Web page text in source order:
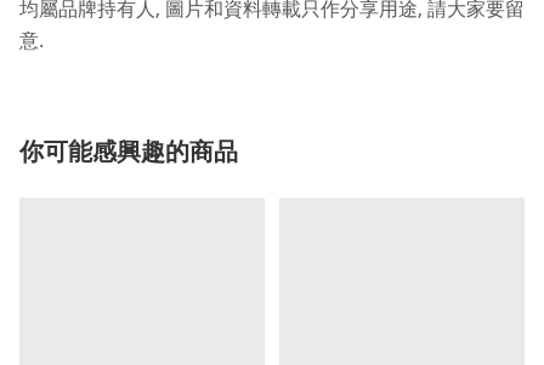
均屬品牌持有人 , 圖片和資料轉載只作分享用途, 請大家要留
意.
你可能感興趣的商品